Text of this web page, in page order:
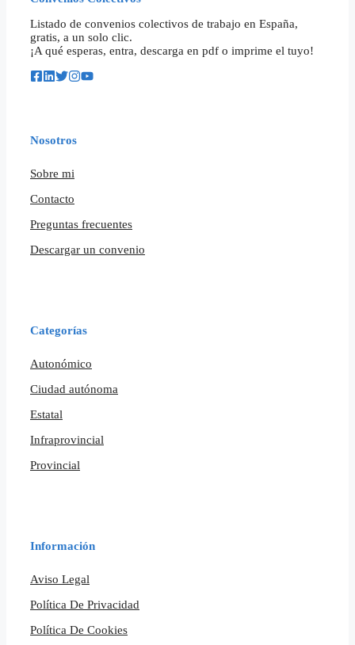
Listado de convenios colectivos de trabajo en España,
gratis, a un solo clic.
¡A qué esperas, entra, descarga en pdf o imprime el tuyo!
Nosotros
Sobre mi
Contacto
Preguntas frecuentes
Descargar un convenio
Categorías
Autonómico
Ciudad autónoma
Estatal
Infraprovincial
Provincial
Información
Aviso Legal
Política De Privacidad
Política De Cookies